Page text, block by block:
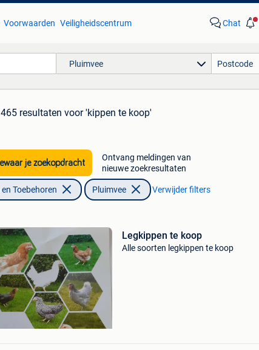
Voorwaarden Veiligheidscentrum Chat
Pluimvee
465 resultaten voor 'kippen te koop'
je zoekopdracht
Ontvang meldingen van
nieuwe zoekresultaten
en Toebehoren Pluimvee Verwijder filters
Legkippen te koop
Alle soorten legkippen te koop